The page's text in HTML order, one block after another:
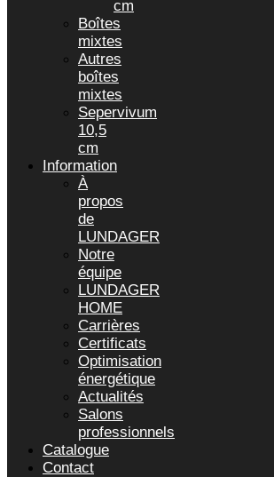
cm
Boîtes
mixtes
Autres
boîtes
mixtes
Sepervivum
10,5
cm
Information
À
propos
de
LUNDAGER
Notre
équipe
LUNDAGER
HOME
Carrières
Certificats
Optimisation
énergétique
Actualités
Salons
professionnels
Catalogue
Contact